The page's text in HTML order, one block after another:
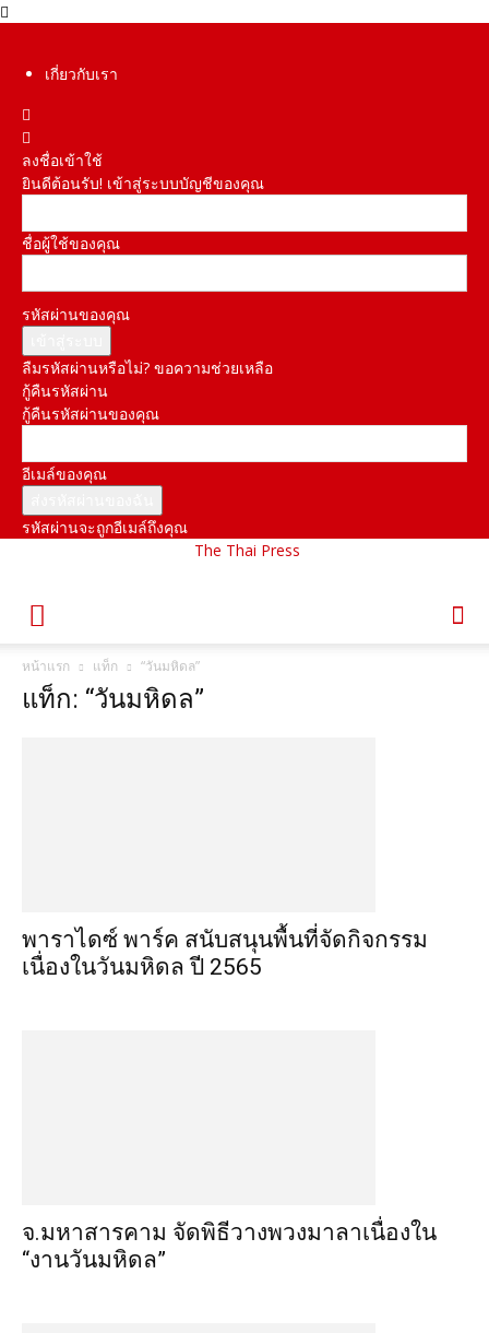
เกี่ยวกับเรา
ลงชื่อเข้าใช้
ยินดีต้อนรับ! เข้าสู่ระบบบัญชีของคุณ
ชื่อผู้ใช้ของคุณ
รหัสผ่านของคุณ
ลืมรหัสผ่านหรือไม่? ขอความช่วยเหลือ
กู้คืนรหัสผ่าน
กู้คืนรหัสผ่านของคุณ
อีเมล์ของคุณ
รหัสผ่านจะถูกอีเมล์ถึงคุณ
The Thai Press
หน้าแรก แท็ก “วันมหิดล”
แท็ก: “วันมหิดล”
พาราไดซ์ พาร์ค สนับสนุนพื้นที่จัดกิจกรรม
เนื่องในวันมหิดล ปี 2565
จ.มหาสารคาม จัดพิธีวางพวงมาลาเนื่องใน
“งานวันมหิดล”